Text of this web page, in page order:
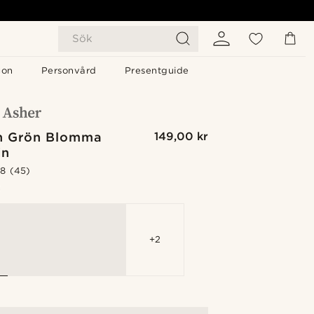
Sök
Personvård Presentguide
Grön Blomma
149,00 kr
(45)
+2